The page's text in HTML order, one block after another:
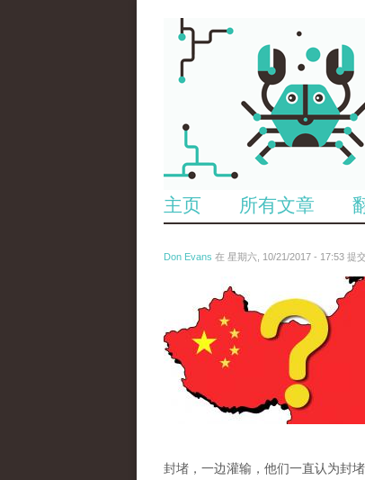
主页 所有文章
Don Evans 在 星期六, 10/21/2017 - 17:53 提交
wechatimg1425.jpeg
封堵，一边灌输，他们一直认为封